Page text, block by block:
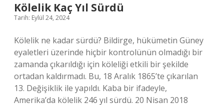
Kölelik Kaç Yıl Sürdü
Tarih: Eylül 24, 2024
Kölelik ne kadar sürdü? Bildirge, hükümetin Güney
eyaletleri üzerinde hiçbir kontrolünün olmadığı bir
zamanda çıkarıldığı için köleliği etkili bir şekilde
ortadan kaldırmadı. Bu, 18 Aralık 1865’te çıkarılan
13. Değişiklik ile yapıldı. Kaba bir ifadeyle,
Amerika’da kölelik 246 yıl sürdü. 20 Nisan 2018